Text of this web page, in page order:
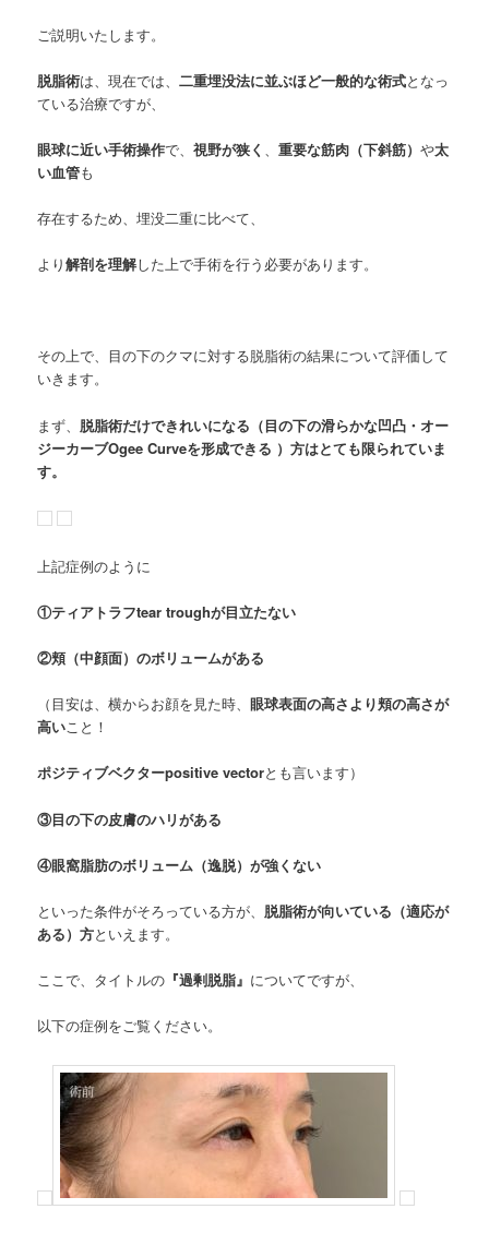
ご説明いたします。
脱脂術は、現在では、二重埋没法に並ぶほど一般的な術式となっ
ている治療ですが、
眼球に近い手術操作で、視野が狭く 、重要な筋肉（下斜筋）や太
い血管も
存在するため、埋没二重に比べて、
より解剖を理解した上で手術を行う必要があります。
その上で、目の下のクマに対する脱脂術の結果について評価して
いきます。
まず、 脱脂術だけできれいになる（目の下の滑らかな凹凸・オー
ジーカーブOgee Curveを形成できる ）方はとても限られていま
す。
上記症例のように
①ティアトラフtear troughが目立たない
②頬（中顔面）のボリュームがある
（目安は、横からお顔を見た時、眼球表面の高さより頬の高さが
高いこと！
ポジティブベクターpositive vectorとも言います）
③目の下の皮膚のハリがある
④眼窩脂肪のボリューム（逸脱）が強くない
といった条件がそろっている方が、 脱脂術が向いている（適応が
ある）方といえます。
ここで、タイトルの 『過剰脱脂』 についてですが、
以下の症例をご覧ください。